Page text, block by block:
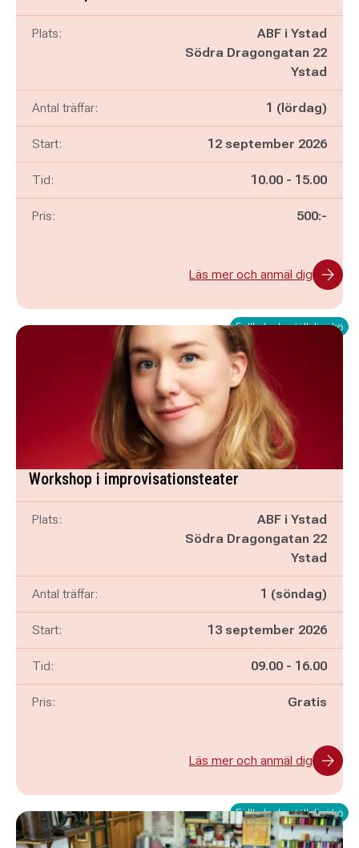
Plats:
ABF i Ystad
Södra Dragongatan 22
Ystad
Antal träffar: 1 (lördag)
Start: 12 september 2026
Tid: Pågår mellan
10.00 - och
15.00
Pris: 500:-
Läs mer och anmäl dig
Fullbokad - ställ dig i kö
Workshop i improvisationsteater
Plats:
ABF i Ystad
Södra Dragongatan 22
Ystad
Antal träffar: 1 (söndag)
Start: 13 september 2026
Tid: Pågår mellan
09.00 - och
16.00
Pris: Gratis
Läs mer och anmäl dig
Fullbokad - ställ dig i kö